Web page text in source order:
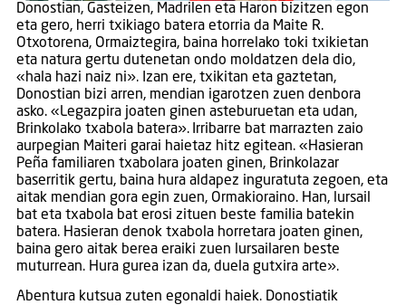
Donostian, Gasteizen, Madrilen eta Haron bizitzen egon
eta gero, herri txikiago batera etorria da Maite R.
Otxotorena, Ormaiztegira, baina horrelako toki txikietan
eta natura gertu dutenetan ondo moldatzen dela dio,
«hala hazi naiz ni». Izan ere, txikitan eta gaztetan,
Donostian bizi arren, mendian igarotzen zuen denbora
asko. «Legazpira joaten ginen asteburuetan eta udan,
Brinkolako txabola batera». Irribarre bat marrazten zaio
aurpegian Maiteri garai haietaz hitz egitean. «Hasieran
Peña familiaren txabolara joaten ginen, Brinkolazar
baserritik gertu, baina hura aldapez inguratuta zegoen, eta
aitak mendian gora egin zuen, Ormakioraino. Han, lursail
bat eta txabola bat erosi zituen beste familia batekin
batera. Hasieran denok txabola horretara joaten ginen,
baina gero aitak berea eraiki zuen lursailaren beste
muturrean. Hura gurea izan da, duela gutxira arte».
Abentura kutsua zuten egonaldi haiek. Donostiatik